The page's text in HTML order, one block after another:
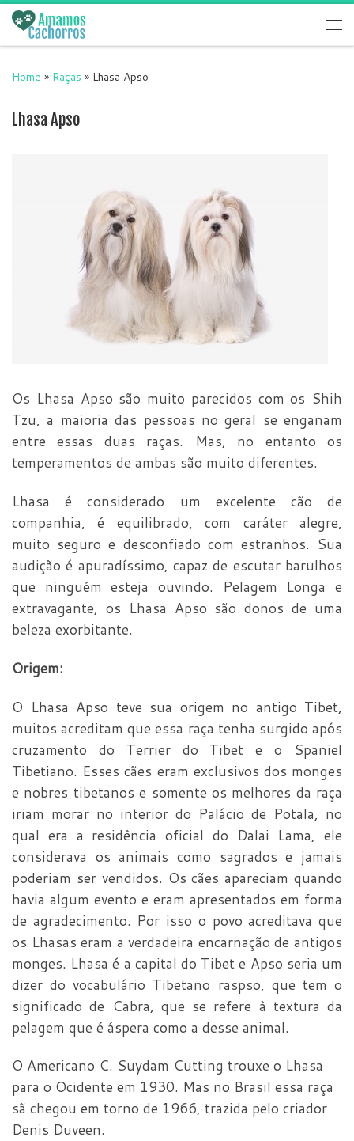
Skip to content
Home » Raças » Lhasa Apso
Lhasa Apso
Os Lhasa Apso são muito parecidos com os Shih
Tzu, a maioria das pessoas no geral se enganam
entre essas duas raças. Mas, no entanto os
temperamentos de ambas são muito diferentes.
Lhasa é considerado um excelente cão de
companhia, é equilibrado, com caráter alegre,
muito seguro e desconfiado com estranhos. Sua
audição é apuradíssimo, capaz de escutar barulhos
que ninguém esteja ouvindo. Pelagem Longa e
extravagante, os Lhasa Apso são donos de uma
beleza exorbitante.
Origem:
O Lhasa Apso teve sua origem no antigo Tibet,
muitos acreditam que essa raça tenha surgido após
cruzamento do Terrier do Tibet e o Spaniel
Tibetiano. Esses cães eram exclusivos dos monges
e nobres tibetanos e somente os melhores da raça
iriam morar no interior do Palácio de Potala, no
qual era a residência oficial do Dalai Lama, ele
considerava os animais como sagrados e jamais
poderiam ser vendidos. Os cães apareciam quando
havia algum evento e eram apresentados em forma
de agradecimento. Por isso o povo acreditava que
os Lhasas eram a verdadeira encarnação de antigos
monges. Lhasa é a capital do Tibet e Apso seria um
dizer do vocabulário Tibetano raspso, que tem o
significado de Cabra, que se refere à textura da
pelagem que é áspera como a desse animal.
O Americano C. Suydam Cutting trouxe o Lhasa
para o Ocidente em 1930. Mas no Brasil essa raça
sã chegou em torno de 1966, trazida pelo criador
Denis Duveen.